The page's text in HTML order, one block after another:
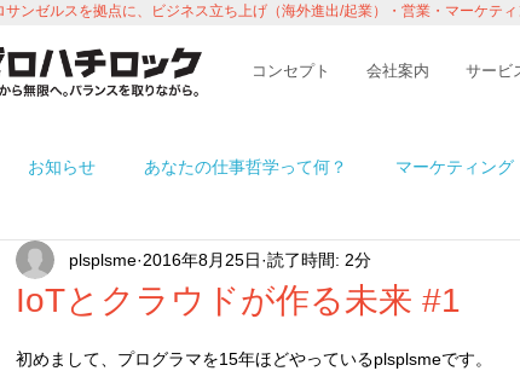
サンゼルスを拠点に、ビジネス立ち上げ（海外進出/起業）・営業・マーケテ
コンセプト 会社案内 サービ
お知らせ あなたの仕事哲学って何？ マーケティング
ション 労務＆人事 in アメリカ イベント・レポート
プリ紹介 オフィス環境 ITの話 インタビュー・セ
IoTとクラウドが作る未来 #1
plsplsme 2016年8月25日 読了時間: 2分
初めまして、プログラマを15年ほどやっているplsplsmeです。